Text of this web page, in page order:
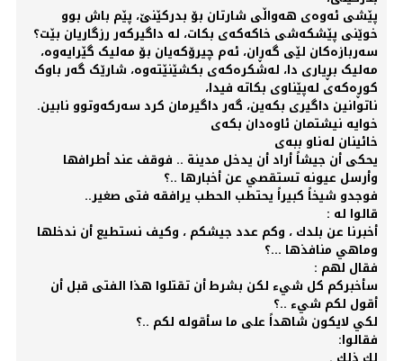
پێشی ئەوەی هەواڵی شارتان بۆ بدرکێنێ، پێم باش بوو
خوێنی پێشکەشی خاکەکەی بکات، لە داگیرکەر رزگاریان بێت؟
سەربازەکان لێی گەڕان، ئەم چیرۆکەیان بۆ مەلیک گێرایەوە،
مەلیک بڕیاری دا، لەشکرەکەی بکشێنێتەوە، شارێک گەر باوک
کوڕەکەی لەپێناوی بکاتە فیدا،
ناتوانین داگیری بکەین، گەر داگیرمان کرد سەرکەوتوو نابین.
خوایە نیشتمان ئاوەدان بکەی
خائینان لەناو ببەی
يحكى أن جيشاً أراد أن يدخل مدينة .. فوقف عند أطرافها
وأرسل عيونه تستقصي عن أخبارها ..؟
فوجدو شيخاً كبيراً يحتطب الحطب يرافقه فتى صغير..
قالوا له :
أخبرنا عن بلدك ، وكم عدد جيشكم ، وكيف نستطيع أن ندخلها
وماهي منافذها ...؟
فقال لهم :
سأخبركم كل شيء لكن بشرط أن تقتلوا هذا الفتى قبل أن
أقول لكم شيء ..؟
لكي لايكون شاهداً على ما سأقوله لكم ..؟
فقالوا: